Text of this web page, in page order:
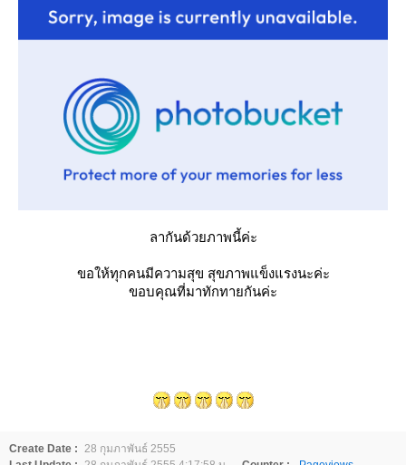
ลากันด้วยภาพนี้ค่ะ
ขอให้ทุกคนมีความสุข สุขภาพแข็งแรงนะค่ะ
ขอบคุณที่มาทักทายกันค่ะ
Create Date : 28 กุมภาพันธ์ 2555